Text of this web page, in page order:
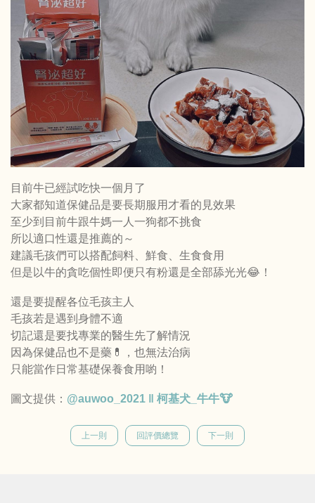
目前牛已經試吃快一個月了
大家都知道保健品是要長期服用才看的見效果
至少到目前牛跟牛媽一人一狗都不挑食
所以適口性還是推薦的～
建議毛孩們可以搭配飼料、鮮食、生食食用
但是以牛的貪吃個性即便只有粉還是全部舔光光😂！
還是要提醒各位毛孩主人
毛孩若是遇到身體不適
切記還是要找專業的醫生先了解情況
因為保健品也不是藥💊，也無法治病
只能當作日常基礎保養食用喲！
圖文提供： @auwoo_2021 ‖ 柯基犬_牛牛🐮
上一則 回評價總覽 下一則